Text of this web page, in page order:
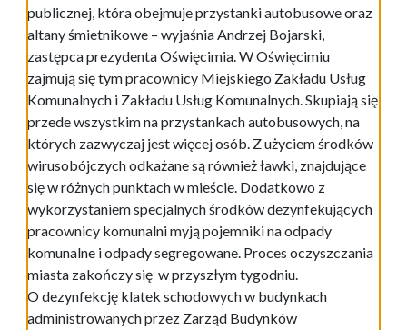
publicznej, która obejmuje przystanki autobusowe oraz
altany śmietnikowe – wyjaśnia Andrzej Bojarski,
zastępca prezydenta Oświęcimia. W Oświęcimiu
zajmują się tym pracownicy Miejskiego Zakładu Usług
Komunalnych i Zakładu Usług Komunalnych. Skupiają się
przede wszystkim na przystankach autobusowych, na
których zazwyczaj jest więcej osób. Z użyciem środków
wirusobójczych odkażane są również ławki, znajdujące
się w różnych punktach w mieście. Dodatkowo z
wykorzystaniem specjalnych środków dezynfekujących
pracownicy komunalni myją pojemniki na odpady
komunalne i odpady segregowane. Proces oczyszczania
miasta zakończy się w przyszłym tygodniu.
O dezynfekcję klatek schodowych w budynkach
administrowanych przez Zarząd Budynków